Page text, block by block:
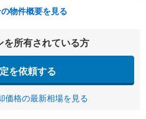
物件概要を見る
を所有されている方
を依頼する
価格の最新相場を見る